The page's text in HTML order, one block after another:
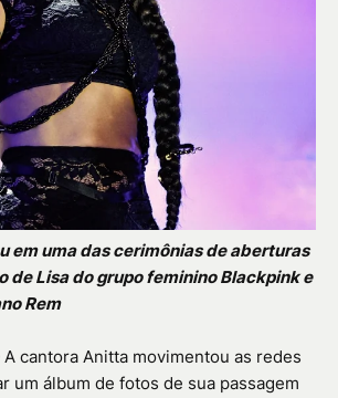
em uma das cerimônias de aberturas
de Lisa do grupo feminino Blackpink e
Rem
A cantora Anitta movimentou as redes
um álbum de fotos de sua passagem